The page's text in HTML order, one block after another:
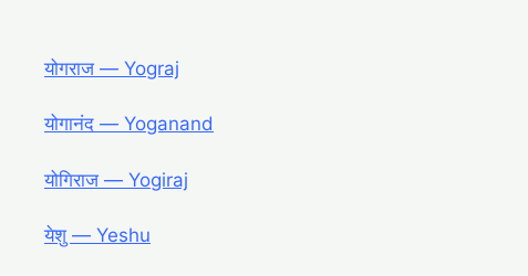
योगराज ― Yograj
योगानंद ― Yoganand
योगिराज ― Yogiraj
येशु ― Yeshu